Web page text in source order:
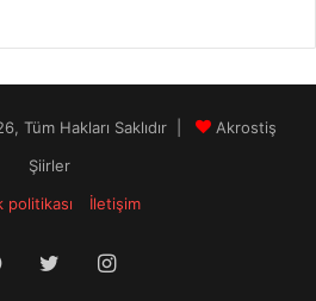
Tüm Hakları Saklıdır |
Akrostiş
Şiirler
politikası
İletişim
Facebook
TwitterInstagram